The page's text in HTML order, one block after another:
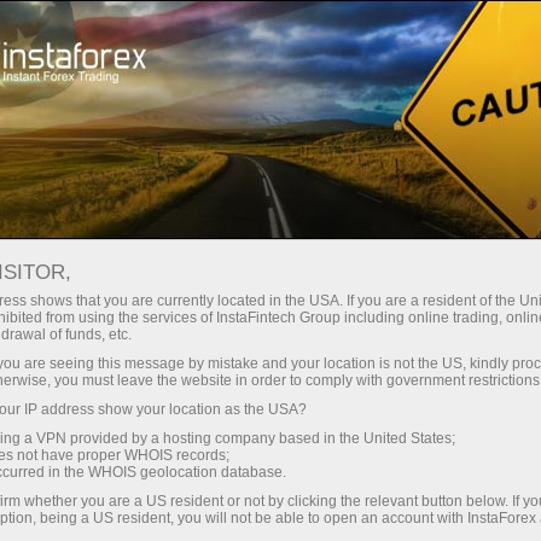
فوری اکاونٹ کھولیں تجارتی پلیٹ فارم
نو آموز کے لیے
سرمایہ کاروں کے
لیے
شراکت داروں کے
لئے
فاریکس
shows that you are currently located in the USA. If you are a resident of the
from using the services of InstaFintech Group including online trading,
of funds, etc.
are seeing this message by mistake and your location is not the US, kindly
you must leave the website in order to comply with government
IP address show your location as the USA?
a VPN provided by a hosting company based in the United States;
not have proper WHOIS records;
in the WHOIS geolocation database.
whether you are a US resident or not by clicking the relevant button below. If
being a US resident, you will not be able to open an account with InstaForex